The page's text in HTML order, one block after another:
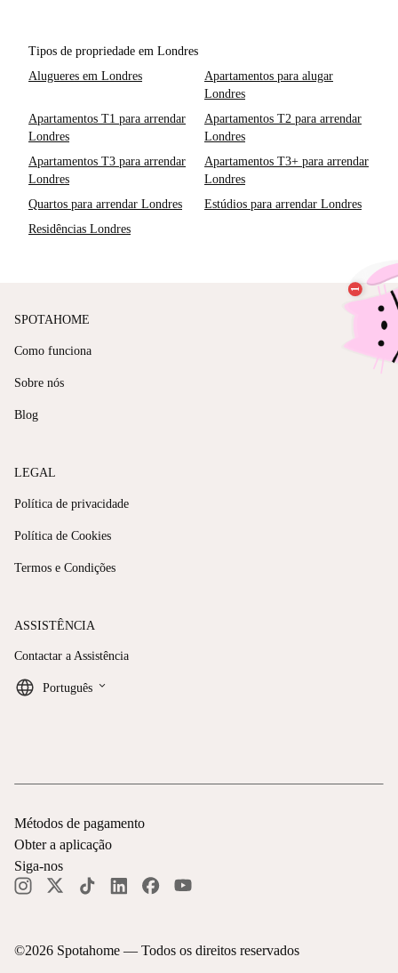
Tipos de propriedade em Londres
Alugueres em Londres
Apartamentos para alugar
Londres
Apartamentos T1 para arrendar
Londres
Apartamentos T2 para arrendar
Londres
Apartamentos T3 para arrendar
Londres
Apartamentos T3+ para arrendar
Londres
Quartos para arrendar Londres
Estúdios para arrendar Londres
Residências Londres
SPOTAHOME
Como funciona
Sobre nós
Blog
LEGAL
Política de privacidade
Política de Cookies
Termos e Condições
ASSISTÊNCIA
Contactar a Assistência
Português keyboard_arrow_down
©2026 Spotahome — Todos os direitos reservados
Métodos de pagamento
Obter a aplicação
Siga-nos